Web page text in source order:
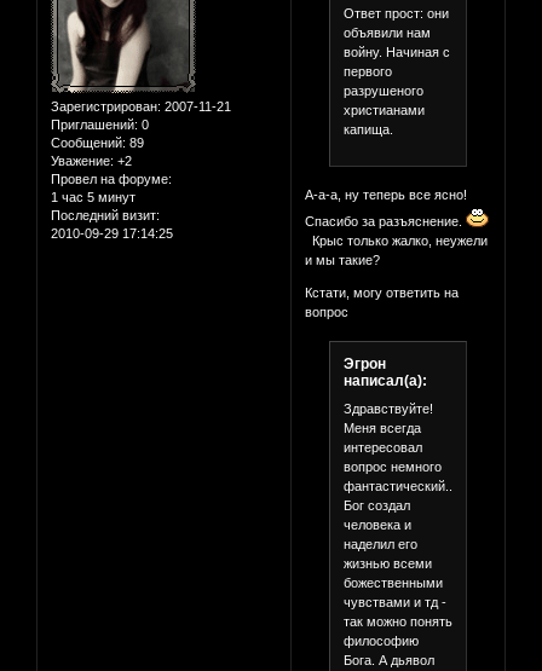
Зарегистрирован: 2007-11-21
Приглашений: 0
Сообщений: 89
Уважение: +2
Провел на форуме:
1 час 5 минут
Последний визит:
2010-09-29 17:14:25
Ответ прост: они
объявили нам
войну. Начиная с
первого
разрушеного
христианами
капища.
А-а-а, ну теперь все ясно!
Спасибо за разъяснение.
Крыс только жалко, неужели
и мы такие?
Кстати, могу ответить на
вопрос
Эгрон
написал(а):
Здравствуйте!
Меня всегда
интересовал
вопрос немного
фантастический....
Бог создал
человека и
наделил его
жизнью всеми
божественными
чувствами и тд -
так можно понять
философию
Бога. А дьявол